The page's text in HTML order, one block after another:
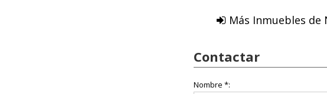
Más Inmuebles
Contactar
Nombre *: